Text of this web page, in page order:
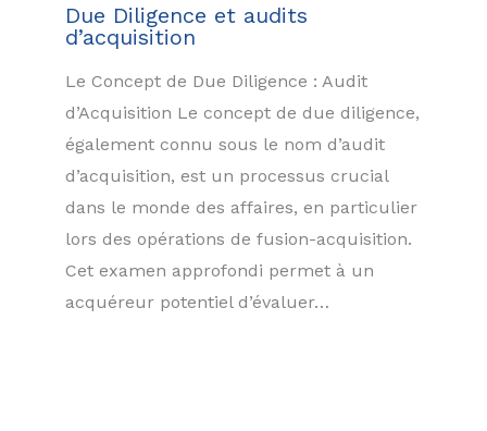
Due Diligence et audits
d’acquisition
Le Concept de Due Diligence : Audit
d’Acquisition Le concept de due diligence,
également connu sous le nom d’audit
d’acquisition, est un processus crucial
dans le monde des affaires, en particulier
lors des opérations de fusion-acquisition.
Cet examen approfondi permet à un
acquéreur potentiel d’évaluer…